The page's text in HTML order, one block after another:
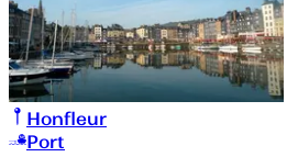
Honfleur
Port